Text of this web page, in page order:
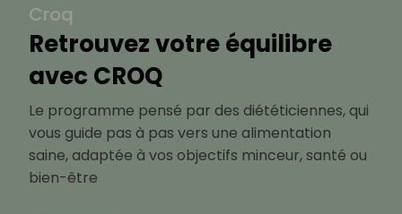
Croq
Retrouvez votre équilibre
avec CROQ
Le programme pensé par des diététiciennes, qui
vous guide pas à pas vers une alimentation
saine, adaptée à vos objectifs minceur, santé ou
bien-être